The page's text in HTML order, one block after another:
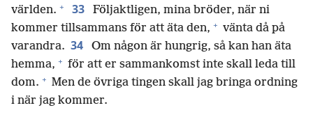
världen. + 33
Följaktligen, mina bröder, när ni
kommer tillsammans för att äta den, + vänta då på
varandra. 34
Om någon är hungrig, så kan han äta
hemma, + för att er sammankomst inte skall leda till
dom. + Men de övriga tingen skall jag bringa ordning
i när jag kommer.